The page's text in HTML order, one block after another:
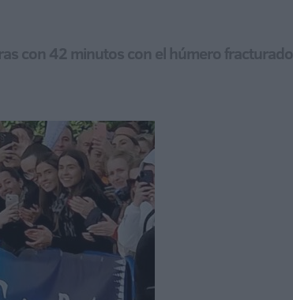
con 42 minutos con el húmero fracturado